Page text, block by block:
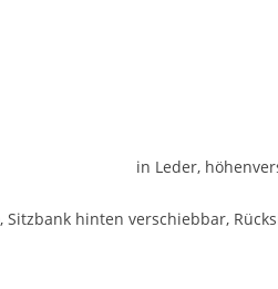
in Leder,
Sitzbank hinten verschiebbar,